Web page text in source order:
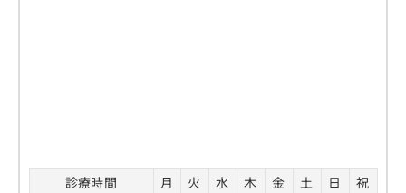
診療時間 月 火 水 木 金 土 日
祝